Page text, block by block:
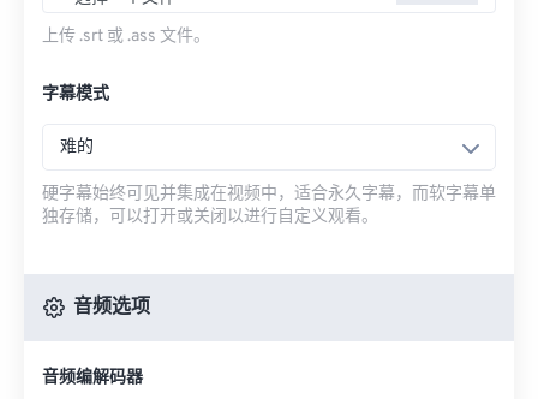
上传 .srt 或 .ass 文件。
字幕模式
难的
硬字幕始终可见并集成在视频中，适合永久字幕，而软字幕单
独存储，可以打开或关闭以进行自定义观看。
音频选项
音频编解码器